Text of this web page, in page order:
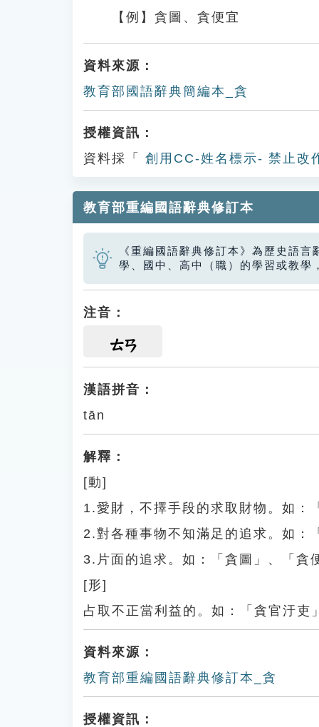
【例】貪圖、貪便宜
資料來源：
教育部國語辭典簡編本_貪
授權資訊：
資料採「
創用CC-姓名標示- 禁止改
教育部重編國語辭典修訂本
《重編國語辭典修訂本》為歷史語
學、國中、高中（職）的學習或教學
注音：
ㄊㄢ
漢語拼音：
tān
解釋：
[動]
1.愛財，不擇手段的求取財物。如：
2.對各種事物不知滿足的追求。如：
3.片面的追求。如：「貪圖」、「貪
[形]
占取不正當利益的。如：「貪官汙吏
資料來源：
教育部重編國語辭典修訂本_貪
授權資訊：